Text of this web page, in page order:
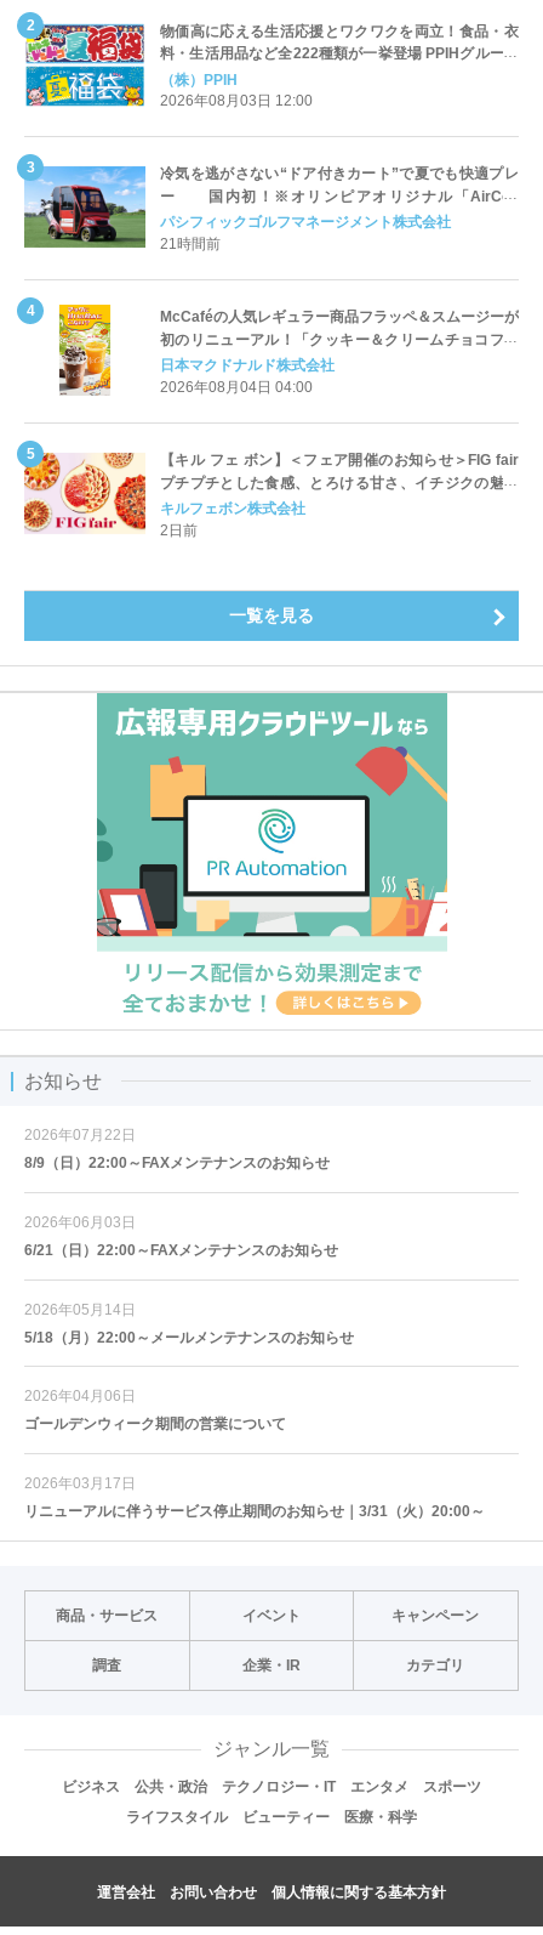
物価高に応える生活応援とワクワクを両立！食品・衣
料・生活用品など全222種類が一挙登場 PPIHグループ
「夏福袋」＆セール 8月6日(木)より順次スタート
（株）PPIH
2026年08月03日 12:00
冷気を逃がさない“ドア付きカート”で夏でも快適プレ
ー 国内初！※オリンピアオリジナル「AirCon
Cart（エアコンカート）」導入 | ＰＧＭ
パシフィックゴルフマネージメント株式会社
21時間前
McCaféの人気レギュラー商品フラッペ＆スムージーが
初のリニューアル！「クッキー＆クリームチョコフラ
ッペ」「マンゴースムージー」8月5日（水）から販売
開始
日本マクドナルド株式会社
2026年08月04日 04:00
【キル フェ ボン】＜フェア開催のお知らせ＞FIG fair
プチプチとした食感、とろける甘さ、イチジクの魅力
をたっぷりと。新作を含め、イチジク尽くしの全4種が
登場8月20日（木）スタート
キルフェボン株式会社
2日前
一覧を見る
お知らせ
2026年07月22日
8/9（日）22:00～FAXメンテナンスのお知らせ
2026年06月03日
6/21（日）22:00～FAXメンテナンスのお知らせ
2026年05月14日
5/18（月）22:00～メールメンテナンスのお知らせ
2026年04月06日
ゴールデンウィーク期間の営業について
2026年03月17日
リニューアルに伴うサービス停止期間のお知らせ｜3/31（火）20:00～
商品・サービス イベント キャンペーン
調査 企業・IR カテゴリ
ジャンル一覧
ビジネス 公共・政治 テクノロジー・IT エンタメ
スポーツ
ライフスタイル
ビューティー 医療・科学
運営会社 お問い合わせ 個人情報に関する基本方針